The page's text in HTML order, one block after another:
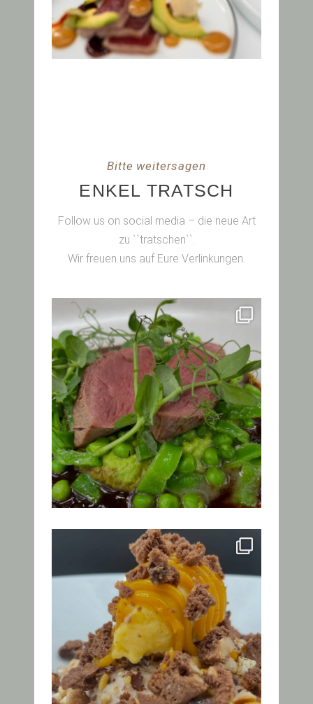
Bitte weitersagen
ENKEL TRATSCH
Follow us on social media – die neue Art
zu ``tratschen``.
Wir freuen uns auf Eure Verlinkungen.